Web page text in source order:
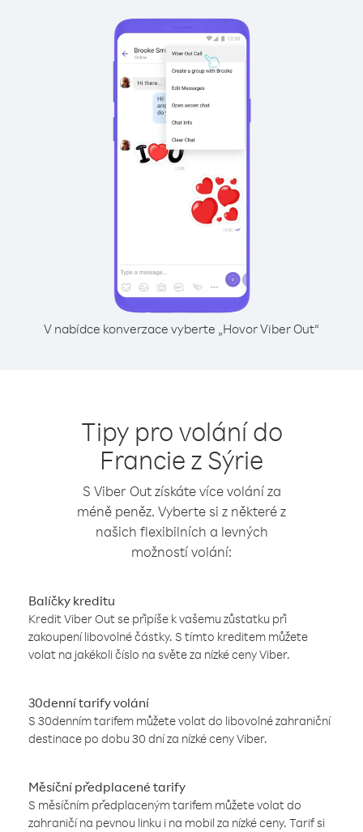
V nabídce konverzace vyberte „Hovor Viber Out“
Tipy pro volání do
Francie z Sýrie
S Viber Out získáte více volání za
méně peněz. Vyberte si z některé z
našich flexibilních a levných
možností volání:
Balíčky kreditu
Kredit Viber Out se připíše k vašemu zůstatku při
zakoupení libovolné částky. S tímto kreditem můžete
volat na jakékoli číslo na světe za nízké ceny Viber.
30denní tarify volání
S 30denním tarifem můžete volat do libovolné zahraniční
destinace po dobu 30 dní za nízké ceny Viber.
Měsíční předplacené tarify
S měsíčním předplaceným tarifem můžete volat do
zahraničí na pevnou linku i na mobil za nízké ceny. Tarif si